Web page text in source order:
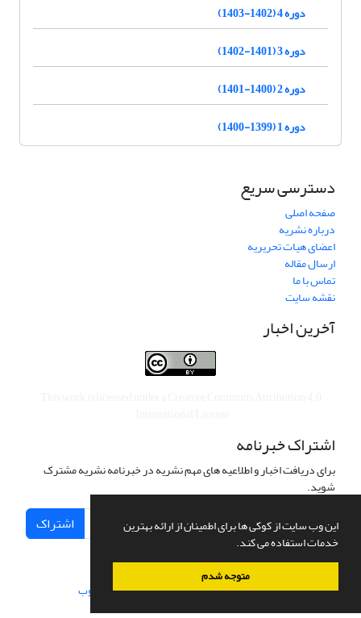
این وب سایت از کوکی ها برای اطمینان از ارائه بهترین
خدمات استفاده می کند.
متوجه شدم
دوره 4 (1402-1403)
دوره 3 (1401-1402)
دوره 2 (1400-1401)
دوره 1 (1399-1400)
دسترسی سریع
صفحه اصلی
درباره نشریه
اعضای هیات تحریریه
ارسال مقاله
تماس با ما
نقشه سایت
آخرین اخبار
اشتراک خبرنامه
برای دریافت اخبار و اطلاعیه های مهم نشریه در خبرنامه نشریه مشترک
شوید.
اشتراک
سامانه مدیریت نشریات علمی.طراحی و پیاده سازی از سیناوب